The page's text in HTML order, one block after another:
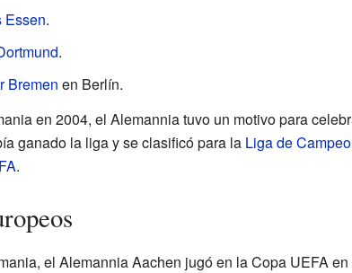
Essen.
.
Bremen en Berlín.
en 2004, el Alemannia tuvo un motivo para
ganado la liga y se clasificó para la Liga de
.
el Alemannia Aachen jugó en la Copa UEFA